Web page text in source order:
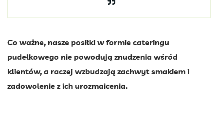
Co ważne, nasze posiłki w formie cateringu
pudełkowego nie powodują znudzenia wśród
klientów, a raczej wzbudzają zachwyt smakiem i
zadowolenie z ich urozmaicenia.